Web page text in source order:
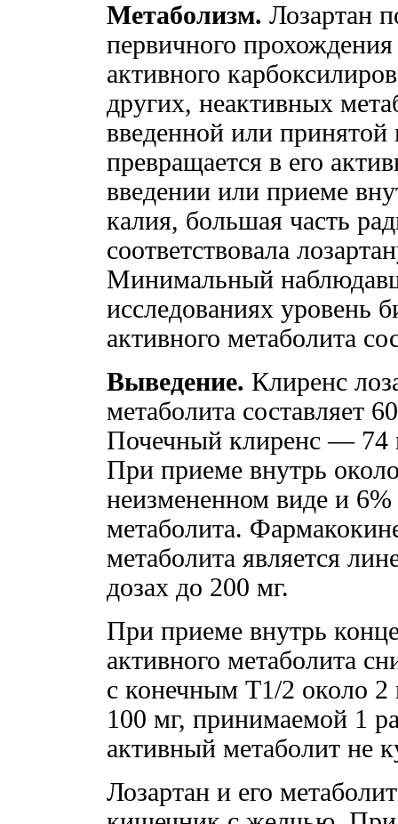
Метаболизм. Лозартан
первичного
активного
других, неактивных
введенной или принятой
превращается в его
введении или приеме
калия, бoльшая часть
соответствовала
Минимальный
исследованиях уровень
активного метаболита
Выведение. Клиренс
метаболита составляет
Почечный клиренс — 74
При приеме внутрь
неизмененном виде и
метаболита.
метаболита является
дозах до 200 мг.
При приеме внутрь
активного метаболита
с конечным T1/2 около 2
100 мг, принимаемой 1
активный метаболит не
Лозартан и его